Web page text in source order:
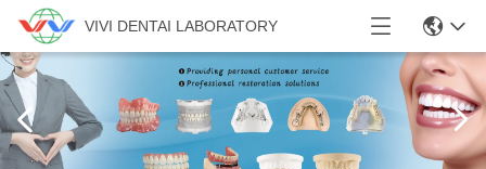
VIVI DENTAI LABORATORY
 